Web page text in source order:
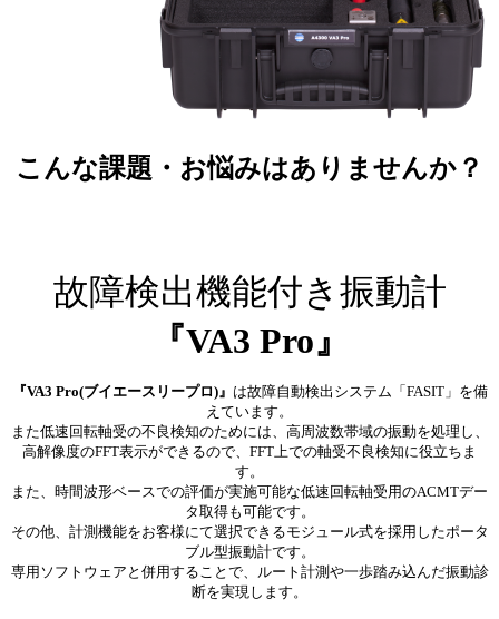
こんな課題・お悩みはありませんか？
故障検出機能付き振動計
『VA3 Pro』
『VA3 Pro(ブイエースリープロ)』 は故障自動検出システム「FASIT」を備
えています。
また低速回転軸受の不良検知のためには、高周波数帯域の振動を処理し、
高解像度のFFT表示ができるので、FFT上での軸受不良検知に役立ちま
す。
また、時間波形ベースでの評価が実施可能な低速回転軸受用のACMTデー
タ取得も可能です。
その他、計測機能をお客様にて選択できるモジュール式を採用したポータ
ブル型振動計です。
専用ソフトウェアと併用することで、ルート計測や一歩踏み込んだ振動診
断を実現します。